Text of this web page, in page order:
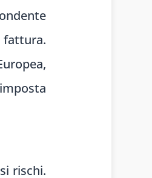
fattura.
rischi.